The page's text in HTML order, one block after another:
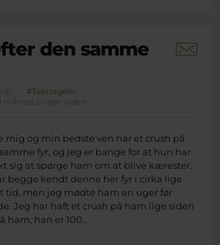
den samme
#Teenageliv
1 måned 2 uger siden
mig og min bedste ven har et crush på
fyr, og jeg er bange for at hun har
sig at spørge ham om at blive kærester.
begge kendt denne her fyr i cirka lige
tid, men jeg mødte ham en uger før
Jeg har haft et crush på ham lige siden
ham, han er 100...